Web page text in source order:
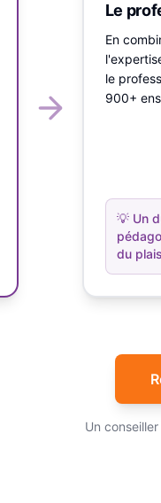
Le
En
le
900+
💡 Un
du
Un